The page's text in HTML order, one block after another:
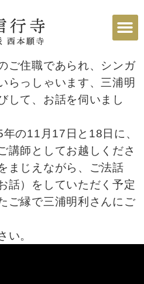
ご住職であられ、シンガ
らっしゃいます、三浦明
して、お話を伺いまし
の11月17日と18日に、
講師としてお越しくださ
まじえながら、ご法話
話）をしていただく予定
ご縁で三浦明利さんにご
い。